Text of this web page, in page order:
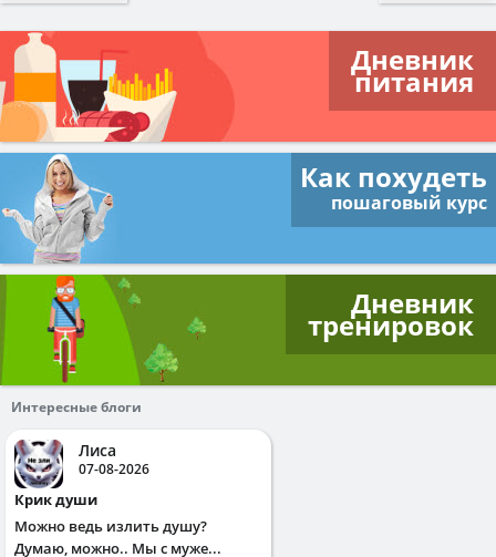
Дневник
питания
Как похудеть
пошаговый курс
Дневник
тренировок
Интересные блоги
Лиса
07-08-2026
Крик души
Можно ведь излить душу?
Думаю, можно.. Мы с муже...